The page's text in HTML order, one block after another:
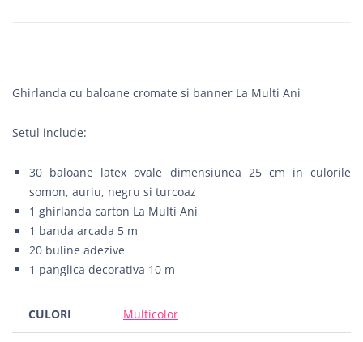
Ghirlanda cu baloane cromate si banner La Multi Ani
Setul include:
30 baloane latex ovale dimensiunea 25 cm in culorile
somon, auriu, negru si turcoaz
1 ghirlanda carton La Multi Ani
1 banda arcada 5 m
20 buline adezive
1 panglica decorativa 10 m
CULORI Multicolor